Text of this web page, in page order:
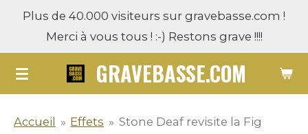
Passer
contenu
principal
GRAVEBASSE.COM
Plus de 40.000 visiteurs sur gravebasse.com !
Merci à vous tous ! :-) Restons grave !!!!
Accueil » Effets » Stone Deaf revisite la Fig